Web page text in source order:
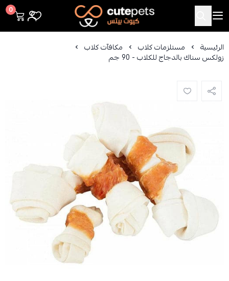
Cutepets
0
الرئيسية مستلزمات كلاب مكافآت كلاب
زولكس سناك بالدجاج للكلاب - 90 جم